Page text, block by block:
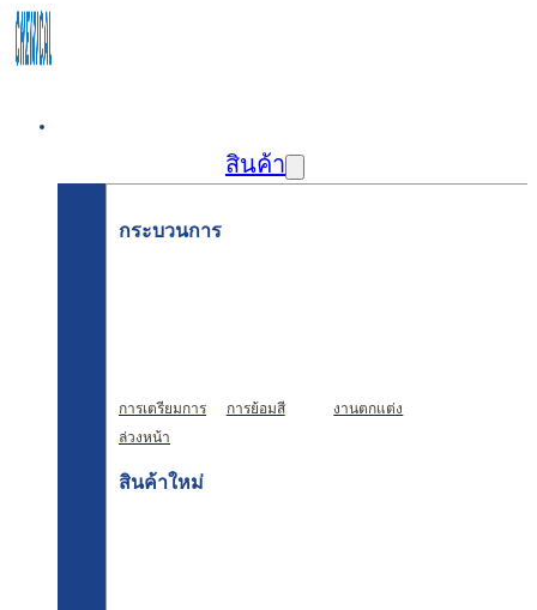
สินค้า
กระบวนการ
การเตรียมการ
ล่วงหน้า
การย้อมสี งานตกแต่ง
สินค้าใหม่